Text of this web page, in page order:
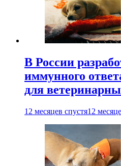
В России
иммунного
для
12 месяцев спустя12